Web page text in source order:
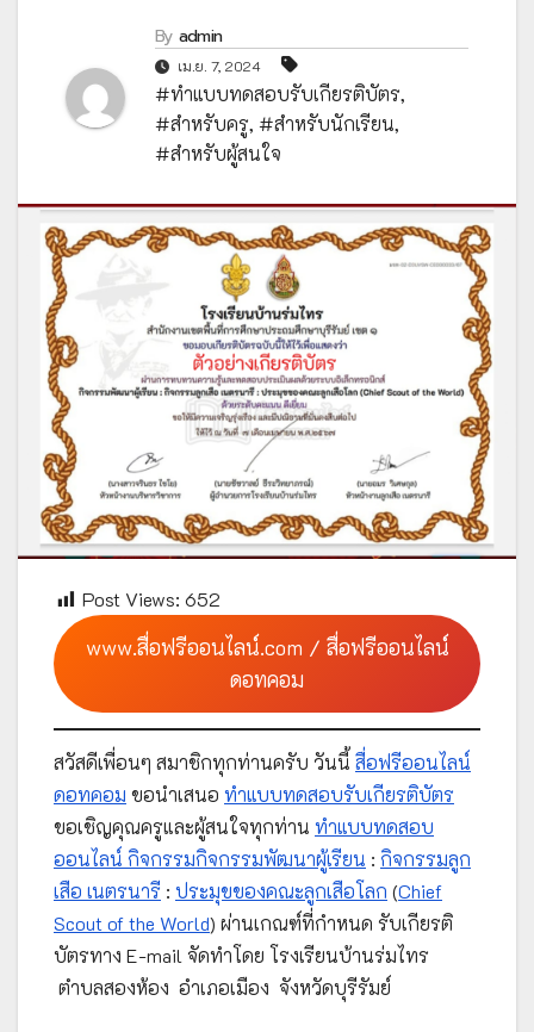
By admin
เม.ย. 7, 2024
#ทำแบบทดสอบรับเกียรติบัตร,
#สำหรับครู, #สำหรับนักเรียน,
#สำหรับผู้สนใจ
Post Views: 652
www.สื่อฟรีออนไลน์.com / สื่อฟรีออนไลน์
ดอทคอม
สวัสดีเพื่อนๆ สมาชิกทุกท่านครับ วันนี้ สื่อฟรีออนไลน์
ดอทคอม ขอนำเสนอ ทำแบบทดสอบรับเกียรติบัตร
ขอเชิญคุณครูและผู้สนใจทุกท่าน ทำแบบทดสอบ
ออนไลน์ กิจกรรมกิจกรรมพัฒนาผู้เรียน : กิจกรรมลูก
เสือ เนตรนารี : ประมุขของคณะลูกเสือโลก (Chief
Scout of the World) ผ่านเกณฑ์ที่กำหนด รับเกียรติ
บัตรทาง E-mail จัดทำโดย โรงเรียนบ้านร่มไทร
ตำบลสองห้อง อำเภอเมือง จังหวัดบุรีรัมย์